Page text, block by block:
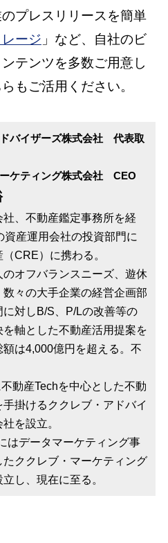
プレスリリースを簡単
ージ 」など、自社のビ
テンツを多数ご用意し
もご活用ください。
バイザーズ株式会社 代表取
ケティング株式会社 CEO
社、不動産鑑定事務所を経
資産運用会社の投資部門に
CRE）に携わる。
のオフバランスニーズ、遊休
数々の大手企業の経営企画部
に対しB/S、P/Lの改善等の
を軸とした不動産活用提案を
額は4,000億円を超える。不
動産Techを中心とした不動
掛けるククレブ・アドバイ
を設立。
はデータマーケティング事
たククレブ・マーケティング
し、現在に至る。